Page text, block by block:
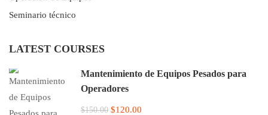
Seminario técnico
LATEST COURSES
Mantenimiento de Equipos Pesados para
Operadores
$150.00 $120.00